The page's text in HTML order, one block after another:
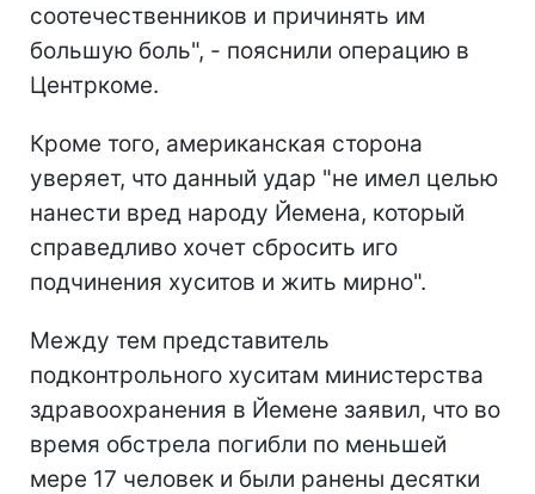
соотечественников и причинять им
большую боль", - пояснили операцию в
Центркоме.
Кроме того, американская сторона
уверяет, что данный удар "не имел целью
нанести вред народу Йемена, который
справедливо хочет сбросить иго
подчинения хуситов и жить мирно".
Между тем представитель
подконтрольного хуситам министерства
здравоохранения в Йемене заявил, что во
время обстрела погибли по меньшей
мере 17 человек и были ранены десятки